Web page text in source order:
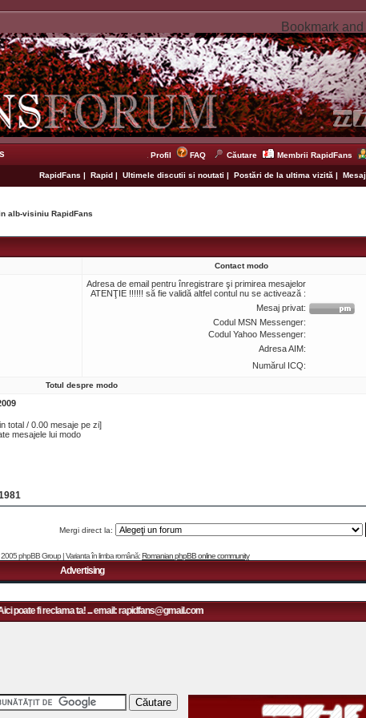
Profil FAQ Căutare Membrii RapidFans
RapidFans | Rapid | Ultimele discutii si noutati | Postări de la ultima vizită |
alb-visiniu RapidFans
Contact modo
Adresa de email pentru înregistrare şi primirea mesajelor
ATENŢIE !!!!!! să fie validă altfel contul nu se activează :
Mesaj privat:
Codul MSN Messenger:
Codul Yahoo Messenger:
Adresa AIM:
Numărul ICQ:
Totul despre modo
total / 0.00 mesaje pe zi]
mesajele lui modo
Mergi direct la:
phpBB Group | Varianta în limba română:Romanian phpBB online community
Advertising
fi reclama ta! ... email: rapidfans@gmail.com